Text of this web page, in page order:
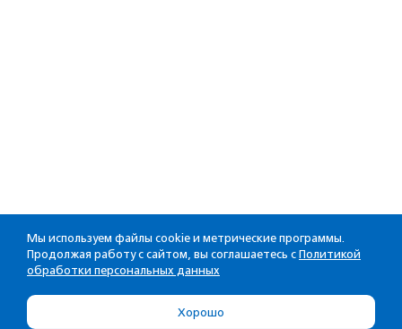
Мы используем файлы cookie и метрические программы.
Продолжая работу с сайтом, вы соглашаетесь с Политикой
обработки персональных данных
Хорошо